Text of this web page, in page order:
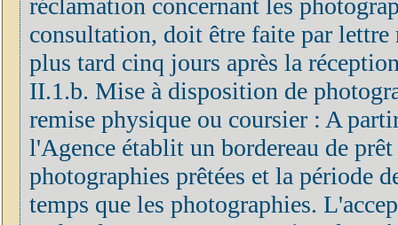
réclamation concernant les
consultation, doit être faite par lettre
plus tard cinq jours après la
II.1.b. Mise à disposition de
remise physique ou coursier : A
l'Agence établit un bordereau de
photographies prêtées et la période
temps que les photographies.